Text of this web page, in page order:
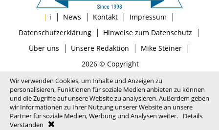
| i | News | Kontakt | Impressum |
Datenschutzerklärung| Hinweise zum Datenschutz |
Über uns | Unsere Redaktion | Mike Steiner|
2026 © Copyright
Wir verwenden Cookies, um Inhalte und Anzeigen zu
personalisieren, Funktionen für soziale Medien anbieten zu können
und die Zugriffe auf unsere Website zu analysieren. Außerdem geben
wir Informationen zu Ihrer Nutzung unserer Website an unsere
Partner für soziale Medien, Werbung und Analysen weiter.
Details
Verstanden